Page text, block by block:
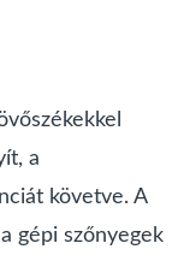
a
követve. A
gépi szőnyegek